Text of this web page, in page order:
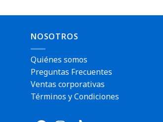
NOSOTROS
Quiénes somos
Preguntas Frecuentes
Ventas corporativas
Términos y Condiciones